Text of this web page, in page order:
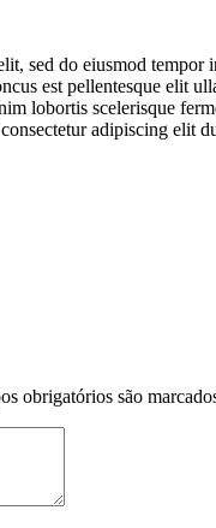
sed do eiusmod
est pellentesque elit
lobortis scelerisque
adipiscing elit
obrigatórios são